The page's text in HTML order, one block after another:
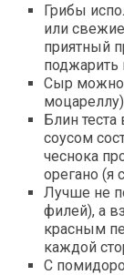
Грибы
или
приятный
поджарить
Сыр можно
моцареллу)
Блин
соусом
чеснока
орегано (я
Лучше не
филей), а
красным
каждой
С